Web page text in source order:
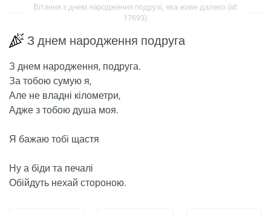
Вітання з днем ​​народження подрузі, яка живе далеко (id:
17693)
З днем ​​народження подруга
З днем ​​народження, подруга.
За тобою сумую я,
Але не владні кілометри,
Адже з тобою душа моя.
Я бажаю тобі щастя
Ну а біди та печалі
Обійдуть нехай стороною.